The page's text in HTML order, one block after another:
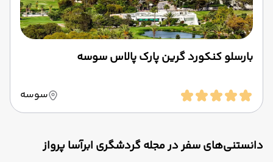
بارسلو کنکورد گرین پارک پالاس سوسه
سوسه
دانستنی‌های سفر در مجله گردشگری ابرآسا پرواز